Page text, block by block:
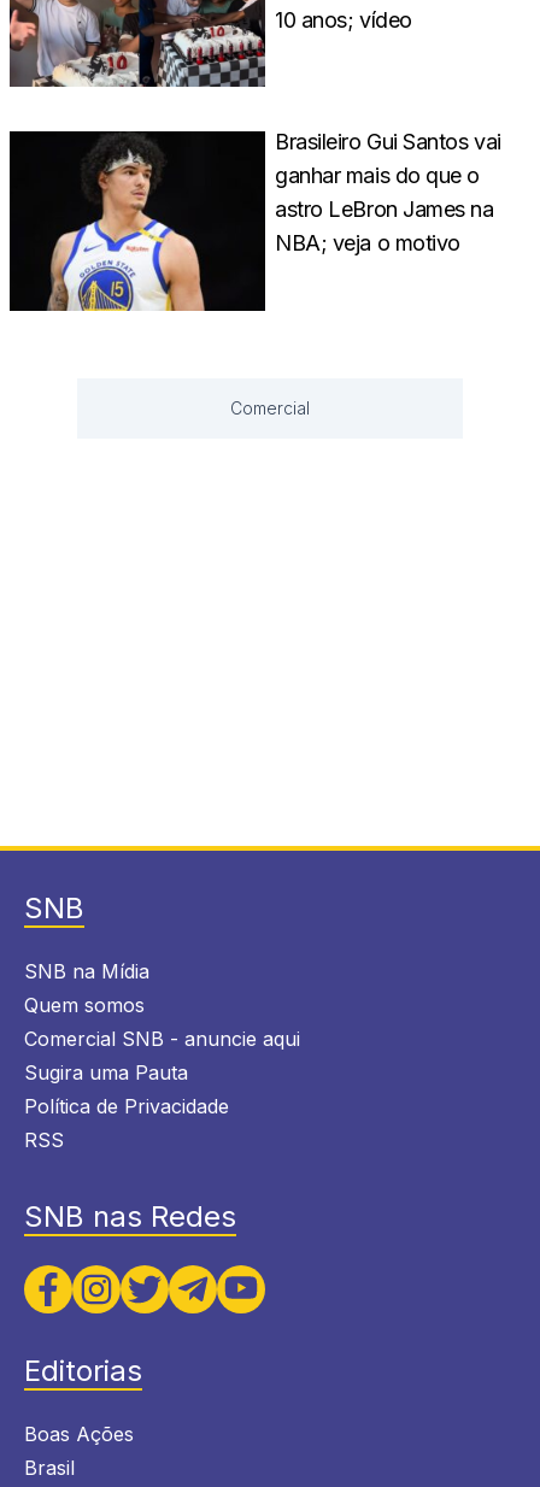
10 anos; vídeo
Brasileiro Gui Santos vai
ganhar mais do que o
astro LeBron James na
NBA; veja o motivo
Comercial
SNB
SNB na Mídia
Quem somos
Comercial SNB - anuncie aqui
Sugira uma Pauta
Política de Privacidade
RSS
SNB nas Redes
Editorias
Boas Ações
Brasil